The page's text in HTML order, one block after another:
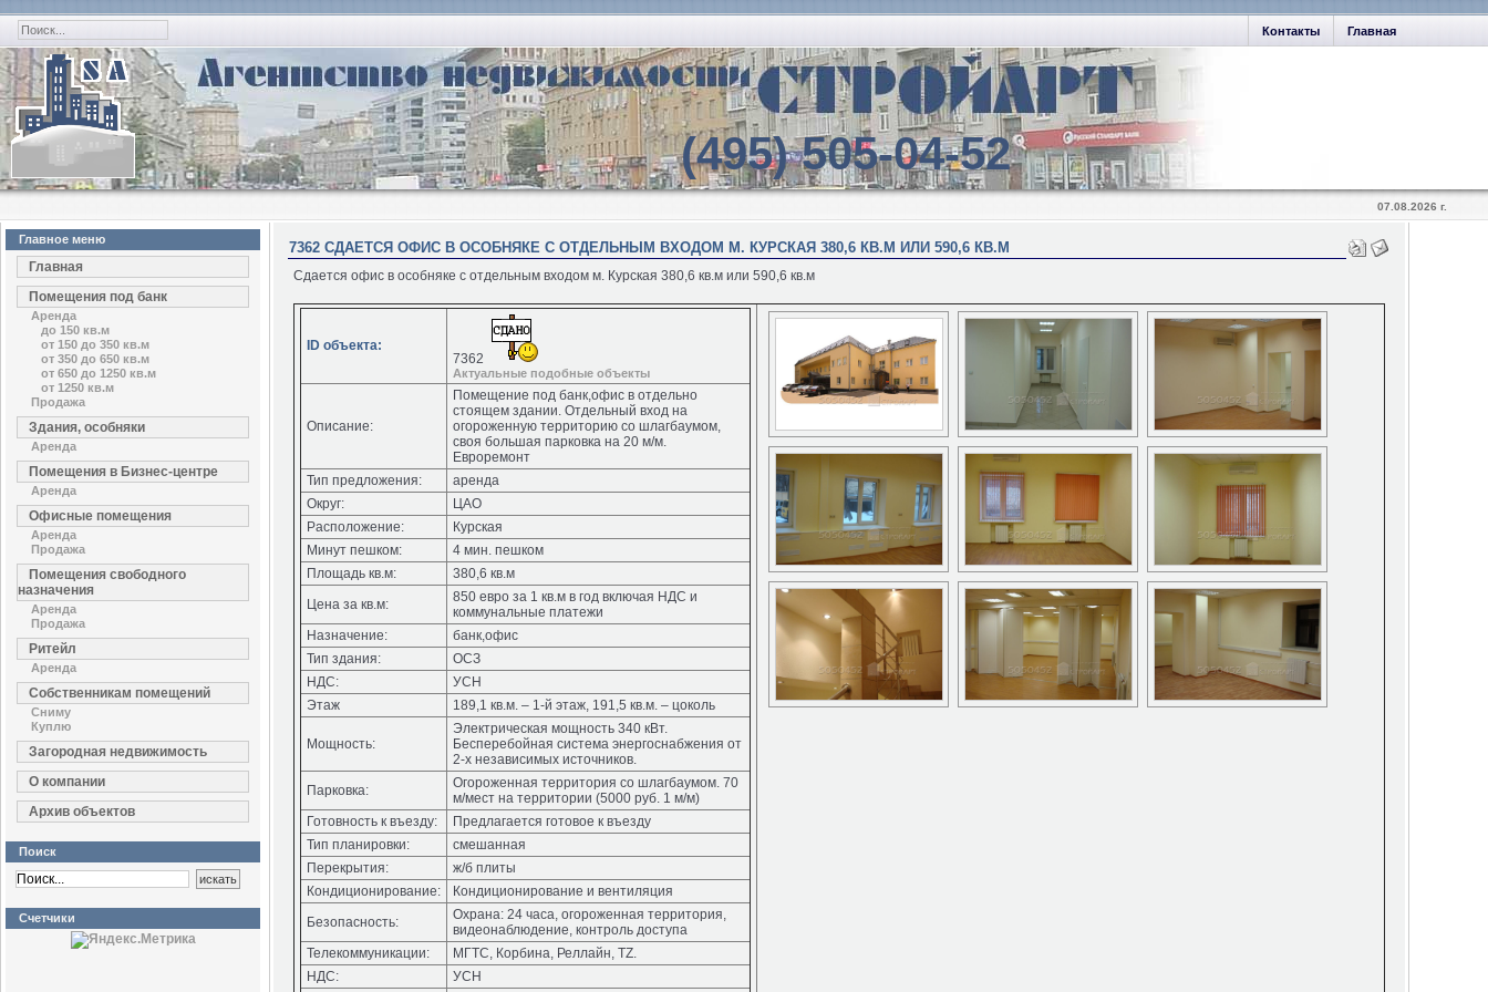
Главная
Контакты
(495) 505-04-52
07.08.2026 г.
Главное меню
Главная
Помещения под банк
Аренда
до 150 кв.м
от 150 до 350 кв.м
от 350 до 650 кв.м
от 650 до 1250 кв.м
от 1250 кв.м
Продажа
Здания, особняки
Аренда
Помещения в Бизнес-центре
Аренда
Офисные помещения
Аренда
Продажа
Помещения свободного
назначения
Аренда
Продажа
Ритейл
Аренда
Собственникам помещений
Сниму
Куплю
Загородная недвижимость
О компании
Архив объектов
Поиск
Счетчики
7362 СДАЕТСЯ ОФИС В ОСОБНЯКЕ С ОТДЕЛЬНЫМ ВХОДОМ М. КУРСКАЯ 380,6 КВ.М ИЛИ 590,6 КВ.М
Сдается офис в особняке с отдельным входом м. Курская 380,6 кв.м или 590,6 кв.м
ID объекта:
7362
Актуальные подобные объекты
Описание:
Помещение под банк,офис в отдельно
стоящем здании. Отдельный вход на
огороженную территорию со шлагбаумом,
своя большая парковка на 20 м/м.
Евроремонт
Тип предложения:
аренда
Округ:
ЦАО
Расположение:
Курская
Минут пешком:
4 мин. пешком
Площадь кв.м:
380,6 кв.м
Цена за кв.м:
850 евро за 1 кв.м в год включая НДС и
коммунальные платежи
Назначение:
банк,офис
Тип здания:
ОСЗ
НДС:
УСН
Этаж
189,1 кв.м. – 1-й этаж, 191,5 кв.м. – цоколь
Мощность:
Электрическая мощность 340 кВт.
Бесперебойная система энергоснабжения от
2-х независимых источников.
Парковка:
Огороженная территория со шлагбаумом. 70
м/мест на территории (5000 руб. 1 м/м)
Готовность к въезду:
Предлагается готовое к въезду
Тип планировки:
смешанная
Перекрытия:
ж/б плиты
Кондиционирование:
Кондиционирование и вентиляция
Безопасность:
Охрана: 24 часа, огороженная территория,
видеонаблюдение, контроль доступа
Телекоммуникации:
МГТС, Корбина, Реллайн, TZ.
НДС:
УСН